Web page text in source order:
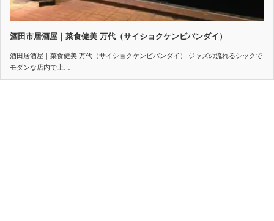
酒田市居酒屋｜菜食健美 万代（サイショクケンビバンダイ）
酒田居酒屋｜菜食健美 万代（サイショクケンビバンダイ） ジャズの流れるシックで
モダンな店内で上…